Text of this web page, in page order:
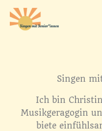
Zum
Inhalt
springen
Singen
Ich bin
Musikgeragogin
biete